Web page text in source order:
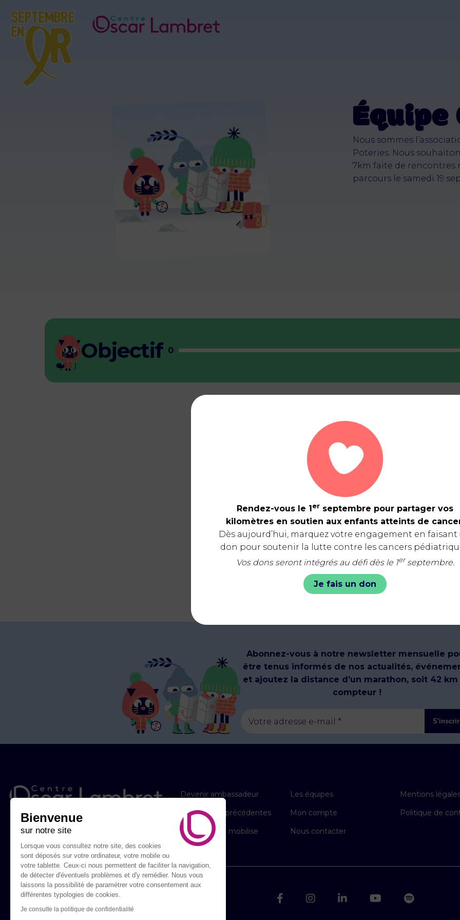
Nous sommes
Poteries. Nous
7km faite de rencontres
parcours le samedi 19
Objectif 0
0 km
Cultur’zic
Rendez-vous le 1er septembre pour partager vos
kilomètres en soutien aux enfants atteints de
Dès aujourd’hui, marquez votre engagement en faisant
don pour soutenir la lutte contre les cancers
Vos dons seront intégrés au défi dès le 1erseptembre.
Je fais un don
Abonnez-vous à notre newsletter mensuelle
être tenus informés de nos actualités,
et ajoutez la distance d’un marathon, soit 42 km
compteur !
Votre adresse e-mail *
Devenir ambassadeur
Les éditions précédentes
Le Centre se mobilise
Les équipes
Mon compte
Nous contacter
Mentions
Politique de
Bienvenue
sur notre site
Lorsque vous consultez notre site, des cookies
sont déposés sur votre ordinateur, votre mobile ou
votre tablette. Ceux-ci nous permettent de faciliter la navigation,
de détecter d'éventuels problèmes et d'y remédier. Nous vous
laissons la possibilité de paramétrer votre consentement aux
différentes typologies de cookies.
Je consulte la politique de confidentialité